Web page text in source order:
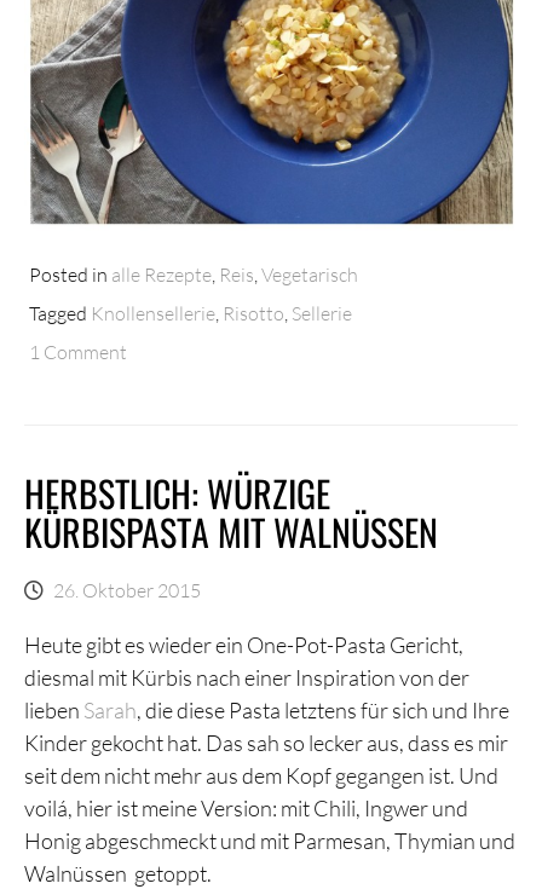
Posted in alle Rezepte Reis Vegetarisch
Tagged Knollensellerie Risotto Sellerie
1 Comment
HERBSTLICH: WÜRZIGE
KÜRBISPASTA MIT WALNÜSSEN
26. Oktober 2015
Heute gibt es wieder ein One-Pot-Pasta Gericht,
diesmal mit Kürbis nach einer Inspiration von der
lieben Sarah, die diese Pasta letztens für sich und Ihre
Kinder gekocht hat. Das sah so lecker aus, dass es mir
seit dem nicht mehr aus dem Kopf gegangen ist. Und
voilá, hier ist meine Version: mit Chili, Ingwer und
Honig abgeschmeckt und mit Parmesan, Thymian und
Walnüssen getoppt.